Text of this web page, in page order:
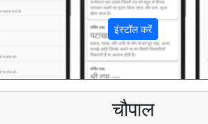
इंस्टॉल करें
चौपाल